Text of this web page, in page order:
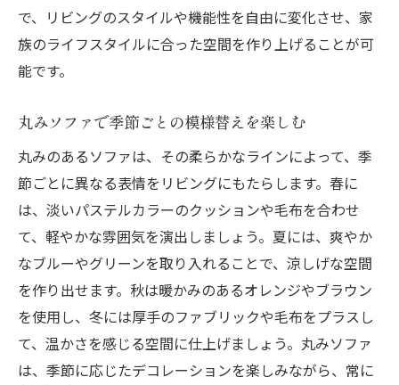
で、リビングのスタイルや機能性を自由に変化させ、家
族のライフスタイルに合った空間を作り上げることが可
能です。
丸みソファで季節ごとの模様替えを楽しむ
丸みのあるソファは、その柔らかなラインによって、季
節ごとに異なる表情をリビングにもたらします。春に
は、淡いパステルカラーのクッションや毛布を合わせ
て、軽やかな雰囲気を演出しましょう。夏には、爽やか
なブルーやグリーンを取り入れることで、涼しげな空間
を作り出せます。秋は暖かみのあるオレンジやブラウン
を使用し、冬には厚手のファブリックや毛布をプラスし
て、温かさを感じる空間に仕上げましょう。丸みソファ
は、季節に応じたデコレーションを楽しみながら、常に